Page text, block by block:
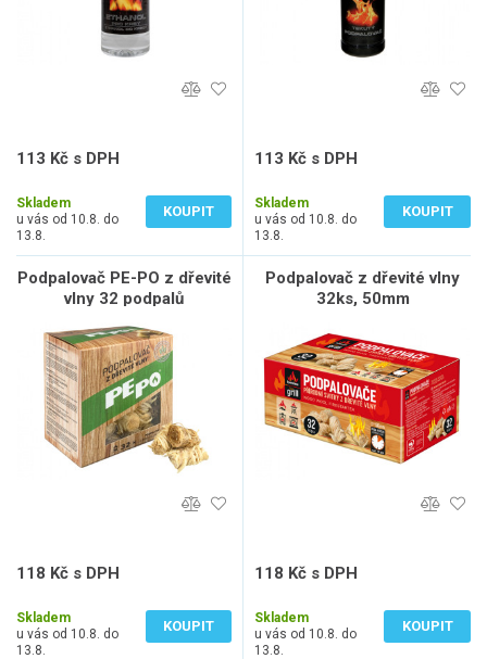
113 Kč s DPH
Skladem
u vás od 10.8. do
13.8.
KOUPIT
113 Kč s DPH
Skladem
u vás od 10.8. do
13.8.
KOUPIT
Podpalovač PE-PO z dřevité
vlny 32 podpalů
118 Kč s DPH
Skladem
u vás od 10.8. do
13.8.
KOUPIT
Podpalovač z dřevité vlny
32ks, 50mm
118 Kč s DPH
Skladem
u vás od 10.8. do
13.8.
KOUPIT